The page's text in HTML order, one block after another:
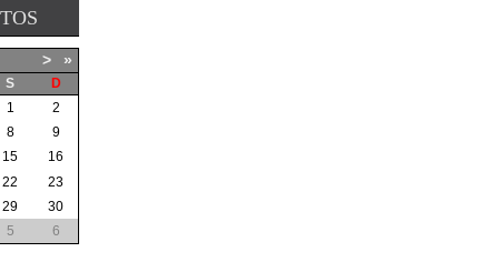
> »
S
D
1
2
8
9
15
16
22
23
29
30
5 6